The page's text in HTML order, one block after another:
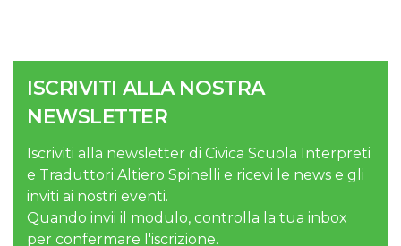
ISCRIVITI ALLA NOSTRA
NEWSLETTER
Iscriviti alla newsletter di Civica Scuola Interpreti
e Traduttori Altiero Spinelli e ricevi le news e gli
inviti ai nostri eventi.
Quando invii il modulo, controlla la tua inbox
per confermare l'iscrizione.